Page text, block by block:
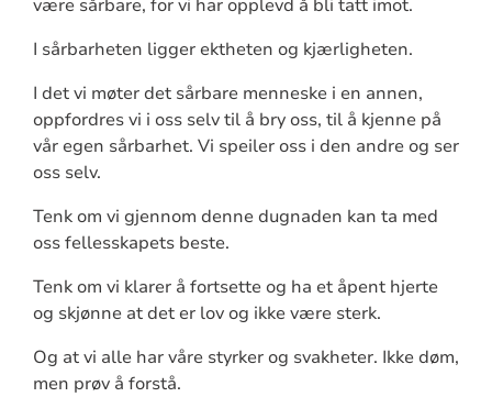
være sårbare, for vi har opplevd å bli tatt imot.
I sårbarheten ligger ektheten og kjærligheten.
I det vi møter det sårbare menneske i en annen,
oppfordres vi i oss selv til å bry oss, til å kjenne på
vår egen sårbarhet. Vi speiler oss i den andre og ser
oss selv.
Tenk om vi gjennom denne dugnaden kan ta med
oss fellesskapets beste.
Tenk om vi klarer å fortsette og ha et åpent hjerte
og skjønne at det er lov og ikke være sterk.
Og at vi alle har våre styrker og svakheter. Ikke døm,
men prøv å forstå.